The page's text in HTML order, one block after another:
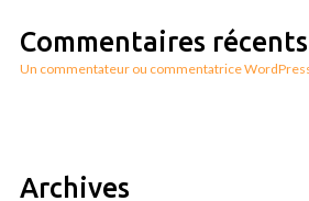
Commentaires récents
Un commentateur ou commentatrice
Archives